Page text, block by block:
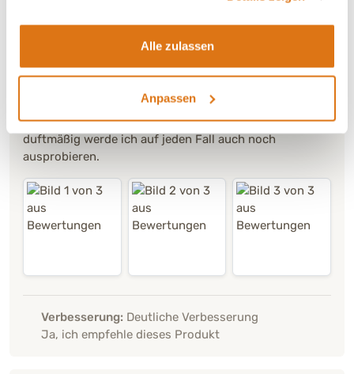
Alle zulassen
Anpassen
direkt neben ihr schlafe! Vielen vielen Dank für dieses
super tolle Produkt! 🦮🥰👍 Ich kann es nur jedem
zum Beispiel ähnlich traumatisiert sind oder
grundsätzlich unruhig schlafen. Das andere Spray
duftmäßig werde ich auf jeden Fall auch noch
ausprobieren.
Verbesserung: Deutliche Verbesserung
Ja, ich empfehle dieses Produkt